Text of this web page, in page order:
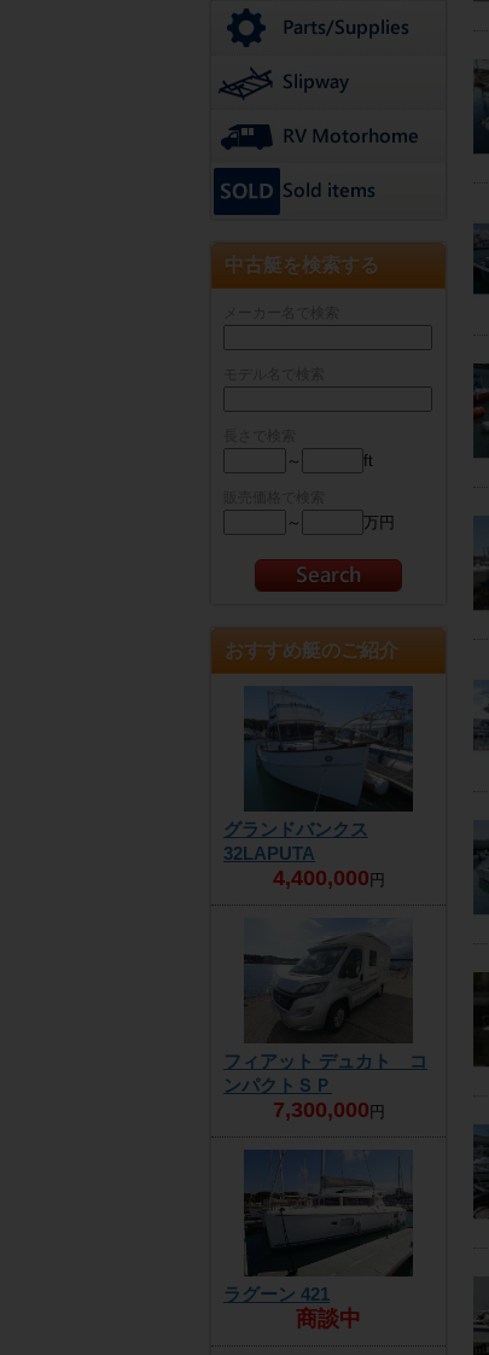
中古艇を検索する
～ ft
～ 万円
おすすめ艇のご紹介
グランドバンクス
32LAPUTA
4,400,000 円
フィアット デュカト コ
ンパクトＳＰ
7,300,000 円
ラグーン 421
商談中